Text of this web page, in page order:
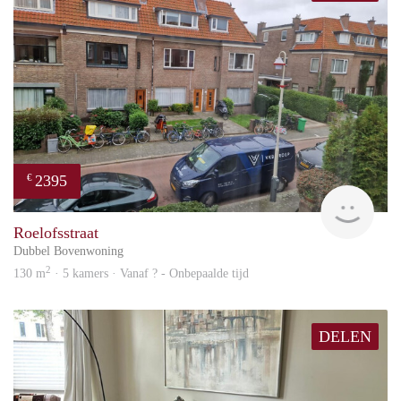
€ 2395
Roelofsstraat
Dubbel Bovenwoning
130 m2 · 5 kamers · Vanaf ? - Onbepaalde tijd
DELEN